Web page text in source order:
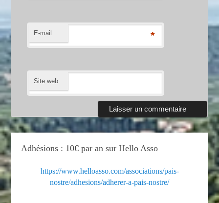
E-mail *
Site web
Adhésions : 10€ par an sur Hello Asso
https://www.helloasso.com/associations/pais-
nostre/adhesions/adherer-a-pais-nostre/